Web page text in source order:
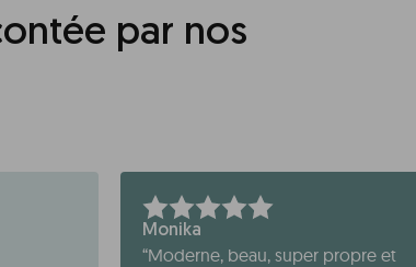
par nos
Monika
“Moderne, beau, super propre et